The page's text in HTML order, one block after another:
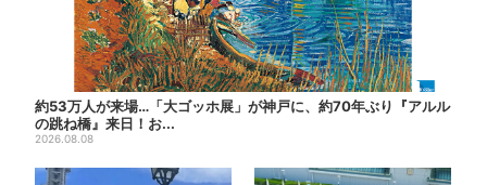
約53万人が来場…「大ゴッホ展」が神戸に、約70年ぶり『アルル
の跳ね橋』来日！お...
2026.08.08